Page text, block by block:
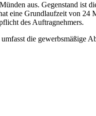
aus. Gegenstand ist
eine Grundlaufzeit von 24
des Auftragnehmers.
die gewerbsmäßige